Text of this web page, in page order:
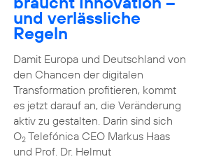
und verlässliche
Regeln
Damit Europa und Deutschland von
den Chancen der digitalen
Transformation profitieren, kommt
es jetzt darauf an, die Veränderung
aktiv zu gestalten. Darin sind sich
O2Telefónica CEO Markus Haas
und Prof. Dr. Helmut